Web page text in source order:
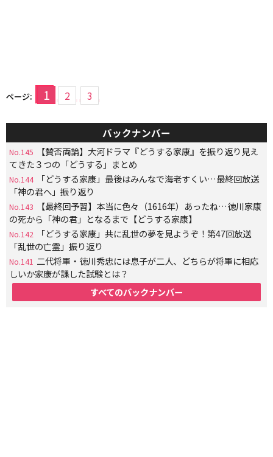
ページ: 1 2 3
バックナンバー
No.145
【賛否両論】大河ドラマ『どうする家康』を振り返り見え
てきた３つの「どうする」まとめ
No.144
「どうする家康」最後はみんなで海老すくい…最終回放送
「神の君へ」振り返り
No.143
【最終回予習】本当に色々（1616年）あったね…徳川家康
の死から「神の君」となるまで【どうする家康】
No.142
「どうする家康」共に乱世の夢を見ようぞ！第47回放送
「乱世の亡霊」振り返り
No.141 二代将軍・徳川秀忠には息子が二人、どちらが将軍に相応
しいか家康が課した試験とは？
すべてのバックナンバー